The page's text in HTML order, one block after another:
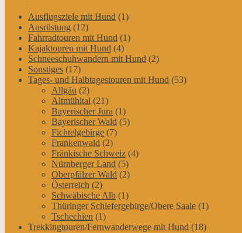
Ausflugsziele mit Hund (1)
Ausrüstung (12)
Fahrradtouren mit Hund (1)
Kajaktouren mit Hund (4)
Schneeschuhwandern mit Hund (2)
Sonstiges (17)
Tages- und Halbtagestouren mit Hund (53)
Allgäu (2)
Altmühltal (21)
Bayerischer Jura (1)
Bayerischer Wald (5)
Fichtelgebirge (7)
Frankenwald (2)
Fränkische Schweiz (4)
Nürnberger Land (5)
Oberpfälzer Wald (2)
Österreich (2)
Schwäbische Alb (1)
Thüringer Schiefergebirge/Obere Saale (1)
Tschechien (1)
Trekkingtouren/Fernwanderwege mit Hund (18)